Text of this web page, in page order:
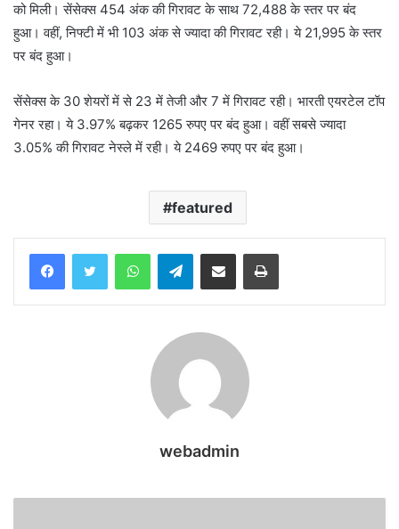
को मिली। सेंसेक्स 454 अंक की गिरावट के साथ 72,488 के स्तर पर बंद
हुआ। वहीं, निफ्टी में भी 103 अंक से ज्यादा की गिरावट रही। ये 21,995 के स्तर
पर बंद हुआ।
सेंसेक्स के 30 शेयरों में से 23 में तेजी और 7 में गिरावट रही। भारती एयरटेल टॉप
गेनर रहा। ये 3.97% बढ़कर 1265 रुपए पर बंद हुआ। वहीं सबसे ज्यादा
3.05% की गिरावट नेस्ले में रही। ये 2469 रुपए पर बंद हुआ।
featured
WhatsAppTelegramShare via Email Print
webadmin